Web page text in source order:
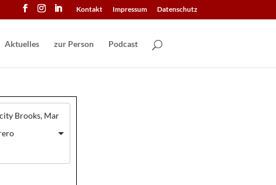
Kontakt Impressum Datenschutz
Aktuelles zur Person Podcast
Brooks, Mar